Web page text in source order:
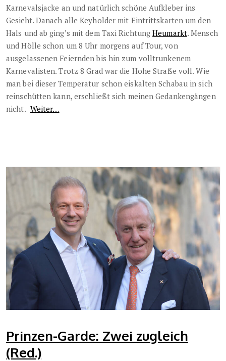
Karnevalsjacke an und natürlich schöne Aufkleber ins
Gesicht. Danach alle Keyholder mit Eintrittskarten um den
Hals und ab ging’s mit dem Taxi RichtungHeumarkt. Mensch
und Hölle schon um 8 Uhr morgens auf Tour, von
ausgelassenen Feiernden bis hin zum volltrunkenem
Karnevalisten. Trotz 8 Grad war die Hohe Straße voll. Wie
man bei dieser Temperatur schon eiskalten Schabau in sich
reinschütten kann, erschließt sich meinen Gedankengängen
nicht. Weiter…
Prinzen-Garde: Zwei zugleich
(Red.)